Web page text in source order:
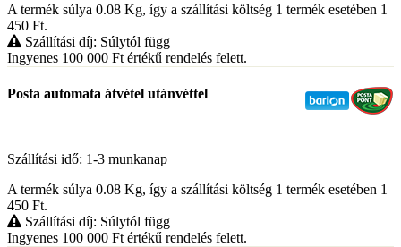
A termék súlya 0.08 Kg, így a szállítási költség 1 termék esetében 1
450 Ft.
Szállítási díj: Súlytól függ
Ingyenes 100 000 Ft értékű rendelés felett.
Posta automata átvétel utánvéttel
Szállítási idő: 1-3 munkanap
A termék súlya 0.08 Kg, így a szállítási költség 1 termék esetében 1
450 Ft.
Szállítási díj: Súlytól függ
Ingyenes 100 000 Ft értékű rendelés felett.